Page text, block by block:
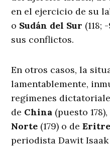
en el ejercicio de su
o Sudán del Sur (118;
sus conflictos.
En otros casos, la
lamentablemente,
regímenes
de China (puesto 178),
Norte (179) o de
periodista Dawit Isaak